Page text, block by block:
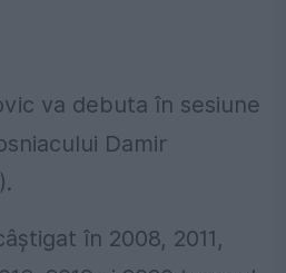
va debuta în sesiune
Damir
în 2008, 2011,